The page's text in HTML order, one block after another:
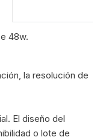
48w.
la resolución de
El diseño del
o lote de